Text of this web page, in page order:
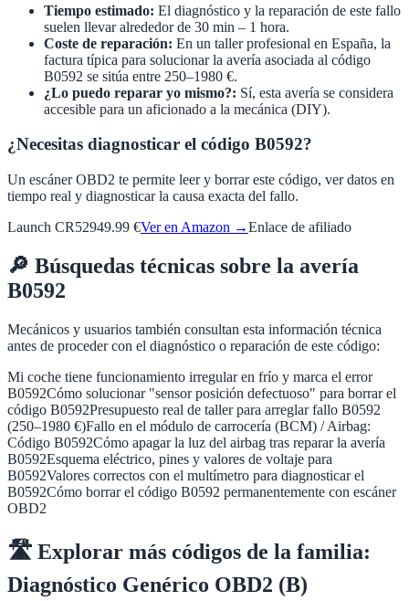
Tiempo estimado: El diagnóstico y la reparación de este fallo
suelen llevar alrededor de 30 min – 1 hora.
Coste de reparación: En un taller profesional en España, la
factura típica para solucionar la avería asociada al código
B0592 se sitúa entre 250–1980 €.
¿Lo puedo reparar yo mismo?: Sí, esta avería se considera
accesible para un aficionado a la mecánica (DIY).
¿Necesitas diagnosticar el código B0592?
Un escáner OBD2 te permite leer y borrar este código, ver datos en
tiempo real y diagnosticar la causa exacta del fallo.
Launch CR52949.99 €Ver en Amazon →Enlace de afiliado
🔎 Búsquedas técnicas sobre la avería
B0592
Mecánicos y usuarios también consultan esta información técnica
antes de proceder con el diagnóstico o reparación de este código:
Mi coche tiene funcionamiento irregular en frío y marca el error
B0592Cómo solucionar "sensor posición defectuoso" para borrar el
código B0592Presupuesto real de taller para arreglar fallo B0592
(250–1980 €)Fallo en el módulo de carrocería (BCM) / Airbag:
Código B0592Cómo apagar la luz del airbag tras reparar la avería
B0592Esquema eléctrico, pines y valores de voltaje para
B0592Valores correctos con el multímetro para diagnosticar el
B0592Cómo borrar el código B0592 permanentemente con escáner
OBD2
🛣️ Explorar más códigos de la familia:
Diagnóstico Genérico OBD2 (B)